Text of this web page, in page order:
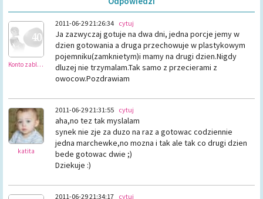
Konto zablokowane
2011-06-29 21:26:34 cytuj
Ja zazwyczaj gotuje na dwa dni, jedna porcje jemy w
dzien gotowania a druga przechowuje w plastykowym
pojemniku(zamknietym)i mamy na drugi dzien.Nigdy
dluzej nie trzymalam.Tak samo z przecierami z
owocow.Pozdrawiam
katita
2011-06-29 21:31:55 cytuj
aha,no tez tak myslalam
synek nie zje za duzo na raz a gotowac codziennie
jedna marchewke,no mozna i tak ale tak co drugi dzien
bede gotowac dwie ;)
Dziekuje :)
2011-06-29 21:34:17 cytuj